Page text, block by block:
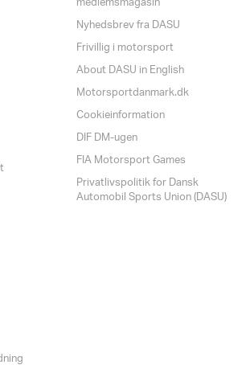
Nyhedsbrev fra DASU
Frivillig i motorsport
About DASU in English
Motorsportdanmark.dk
Cookieinformation
DIF DM-ugen
FIA Motorsport Games
Privatlivspolitik for Dansk
Automobil Sports Union (DASU)